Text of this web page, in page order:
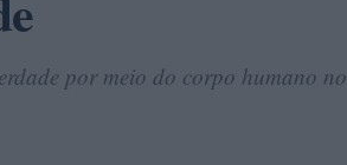
por meio do corpo humano no